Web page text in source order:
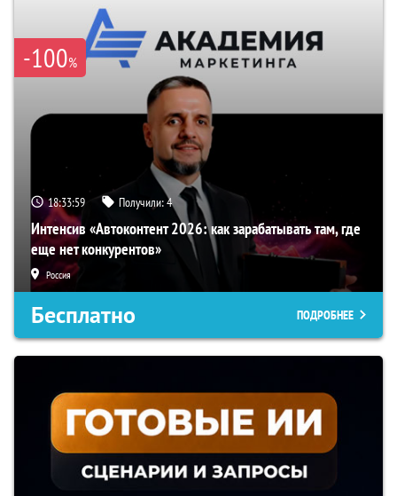
-100%
18:33:59 Получили:4
Интенсив «Автоконтент 2026: как зарабатывать там, где
еще нет конкурентов»
Россия
Бесплатно ПОДРОБНЕЕ